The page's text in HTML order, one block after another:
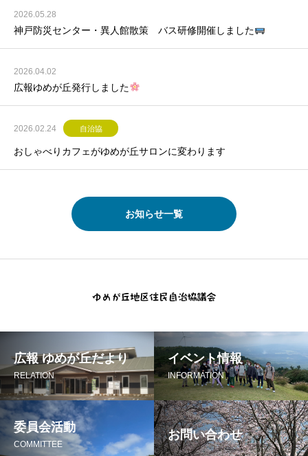
2026.05.28
神戸防災センター・異人館散策 バス研修開催しました
2026.04.02
広報ゆめが丘発行しました
2026.02.24 自治協
おしゃべりカフェがゆめが丘サロンに変わります
お知らせ一覧
広報 ゆめが丘だより
RELATION
イベント情報
INFORMATION
委員会活動
COMMITTEE
お問い合わせ